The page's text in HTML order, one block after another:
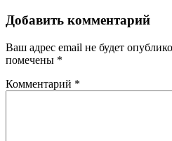
Добавить комментарий
Ваш адрес email не будет
помечены *
Комментарий *